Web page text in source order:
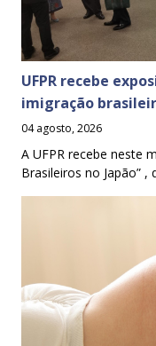
UFPR recebe
imigração
04 agosto, 2026
A UFPR recebe neste
Brasileiros no Japão”